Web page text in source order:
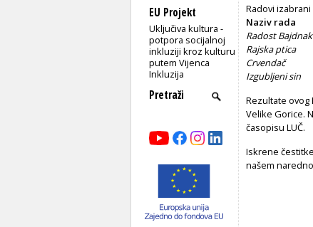
EU Projekt
Uključiva kultura -
potpora socijalnoj
inkluziji kroz kulturu
putem Vijenca
Inkluzija
Radovi
Naziv rada
Radost
Rajska ptica
Crvendač
Izgubljeni sin
Rezultate ovog
Velike Gorice.
časopisu LUČ.
Iskrene
našem